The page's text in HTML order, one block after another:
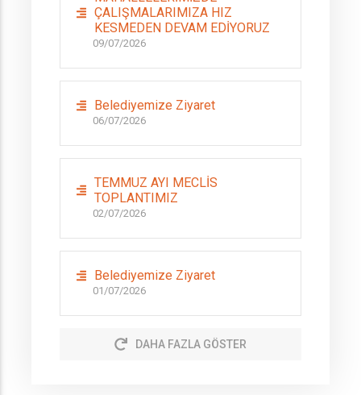
ÇALIŞMALARIMIZA HIZ
KESMEDEN DEVAM EDİYORUZ
09/07/2026
Belediyemize Ziyaret
06/07/2026
TEMMUZ AYI MECLİS
TOPLANTIMIZ
02/07/2026
Belediyemize Ziyaret
01/07/2026
DAHA FAZLA GÖSTER